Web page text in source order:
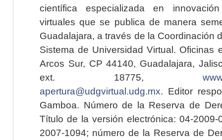
científica especializada en
virtuales que se publica de manera
Guadalajara, a través de la Coordinación
Sistema de Universidad Virtual. Oficinas
Arcos Sur, CP 44140, Guadalajara,
ext. 18775,
apertura@udgvirtual.udg.mx. Editor
Gamboa. Número de la Reserva de
Título de la versión electrónica: 04-2009-
2007-1094; número de la Reserva de